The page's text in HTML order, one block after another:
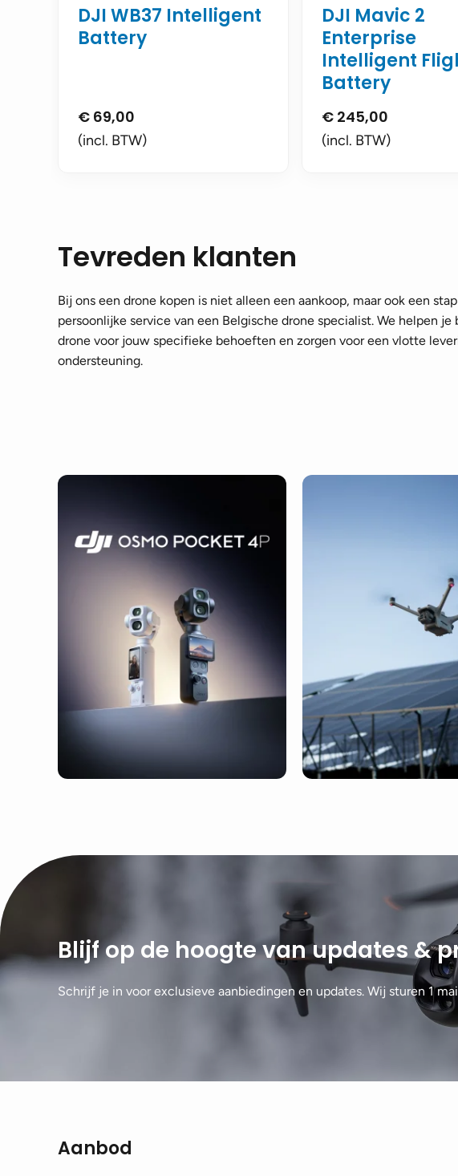
DJI WB37 Intelligent
Battery
€ 69,00
(incl. BTW)
DJI Mavic 2
Enterprise
Intelligent
Battery
€ 245,00
(incl. BTW)
Tevreden klanten
Bij ons een drone kopen is niet alleen een aankoop, maar ook een
persoonlijke service van een Belgische drone specialist. We helpen
drone voor jouw specifieke behoeften en zorgen voor een vlotte
ondersteuning.
Blijf op de hoogte van updates &
Schrijf je in voor exclusieve aanbiedingen en updates. Wij sturen 1
Aanbod